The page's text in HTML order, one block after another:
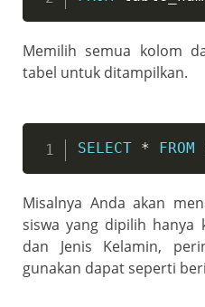
Memilih semua kolom
tabel untuk ditampilkan.
SELECT * FROM
Misalnya Anda akan
siswa yang dipilih hanya
dan Jenis Kelamin,
gunakan dapat seperti